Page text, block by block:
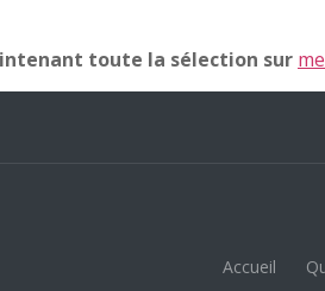
toute la sélection sur
Accueil